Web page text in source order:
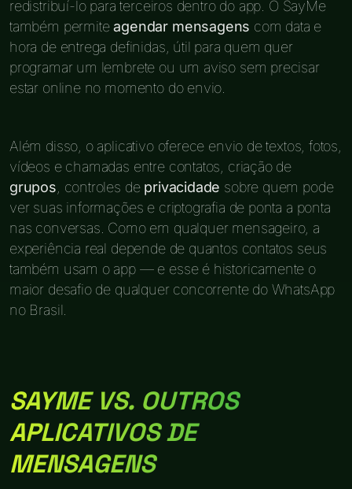
redistribuí-lo para terceiros dentro do app. O SayMe
também permiteagendar mensagens com data e
hora de entrega definidas, útil para quem quer
programar um lembrete ou um aviso sem precisar
estar online no momento do envio.
Além disso, o aplicativo oferece envio de textos, fotos,
vídeos e chamadas entre contatos, criação de
grupos, controles de privacidade sobre quem pode
ver suas informações e criptografia de ponta a ponta
nas conversas. Como em qualquer mensageiro, a
experiência real depende de quantos contatos seus
também usam o app — e esse é historicamente o
maior desafio de qualquer concorrente do WhatsApp
no Brasil.
SAYME VS. OUTROS
APLICATIVOS DE
MENSAGENS